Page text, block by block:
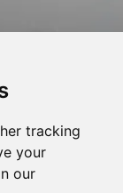
tracking
your
our
initiatives with
new
in 360